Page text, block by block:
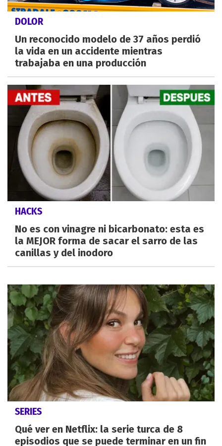
DOLOR
Un reconocido modelo de 37 años perdió
la vida en un accidente mientras
trabajaba en una producción
HACKS
No es con vinagre ni bicarbonato: esta es
la MEJOR forma de sacar el sarro de las
canillas y del inodoro
SERIES
Qué ver en Netflix: la serie turca de 8
episodios que se puede terminar en un fin